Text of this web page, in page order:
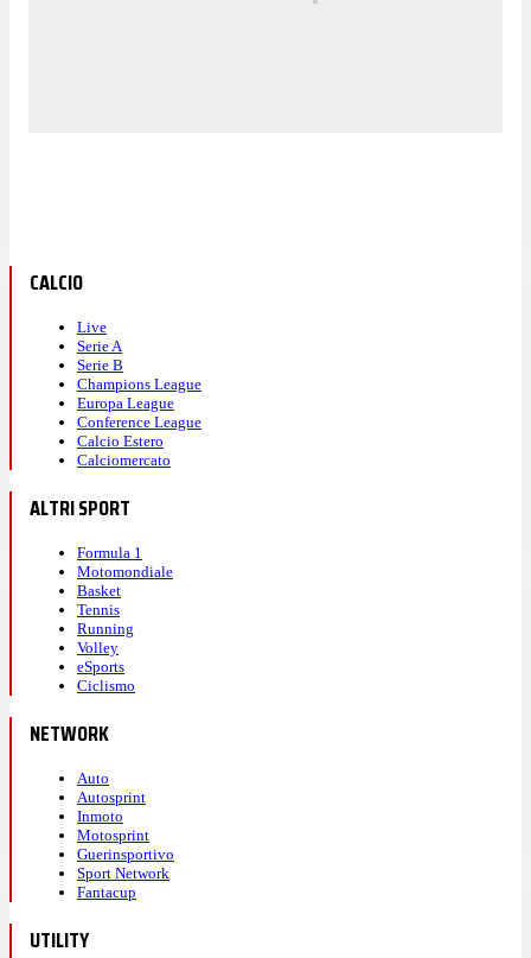
CALCIO
Live
Serie A
Serie B
Champions League
Europa League
Conference League
Calcio Estero
Calciomercato
ALTRI SPORT
Formula 1
Motomondiale
Basket
Tennis
Running
Volley
eSports
Ciclismo
NETWORK
Auto
Autosprint
Inmoto
Motosprint
Guerinsportivo
Sport Network
Fantacup
UTILITY